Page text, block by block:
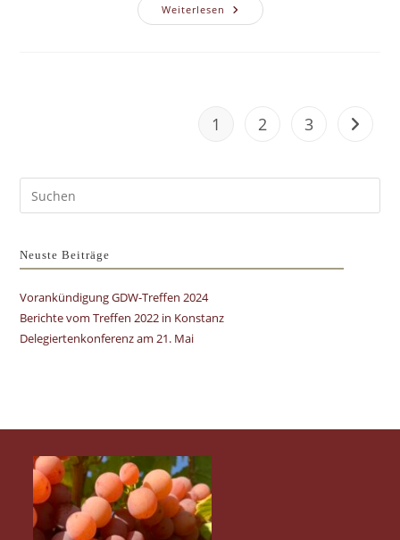
Weiterlesen Safe
The
1 2 3 Zur
Neuste Beiträge
Vorankündigung GDW-Treffen 2024
Berichte vom Treffen 2022 in Konstanz
Delegiertenkonferenz am 21. Mai